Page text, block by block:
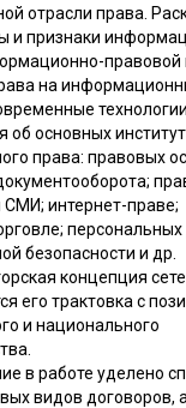
отрасли права.
и признаки
правовой
на
об основных
права: правовых
СМИ; интернет-праве;
безопасности и др.
концепция
его трактовка с
и национального
в работе уделено
видов договоров,